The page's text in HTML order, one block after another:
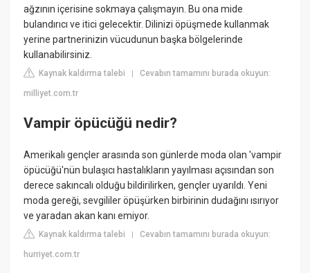
ağzının içerisine sokmaya çalışmayın. Bu ona mide
bulandırıcı ve itici gelecektir. Dilinizi öpüşmede kullanmak
yerine partnerinizin vücudunun başka bölgelerinde
kullanabilirsiniz.
Kaynak kaldırma talebi |Cevabın tamamını burada okuyun:
milliyet.com.tr
Vampir öpücüğü nedir?
Amerikalı gençler arasında son günlerde moda olan 'vampir
öpücüğü'nün bulaşıcı hastalıkların yayılması açısından son
derece sakıncalı olduğu bildirilirken, gençler uyarıldı. Yeni
moda gereği, sevgililer öpüşürken birbirinin dudağını ısırıyor
ve yaradan akan kanı emiyor.
Kaynak kaldırma talebi |Cevabın tamamını burada okuyun:
hurriyet.com.tr